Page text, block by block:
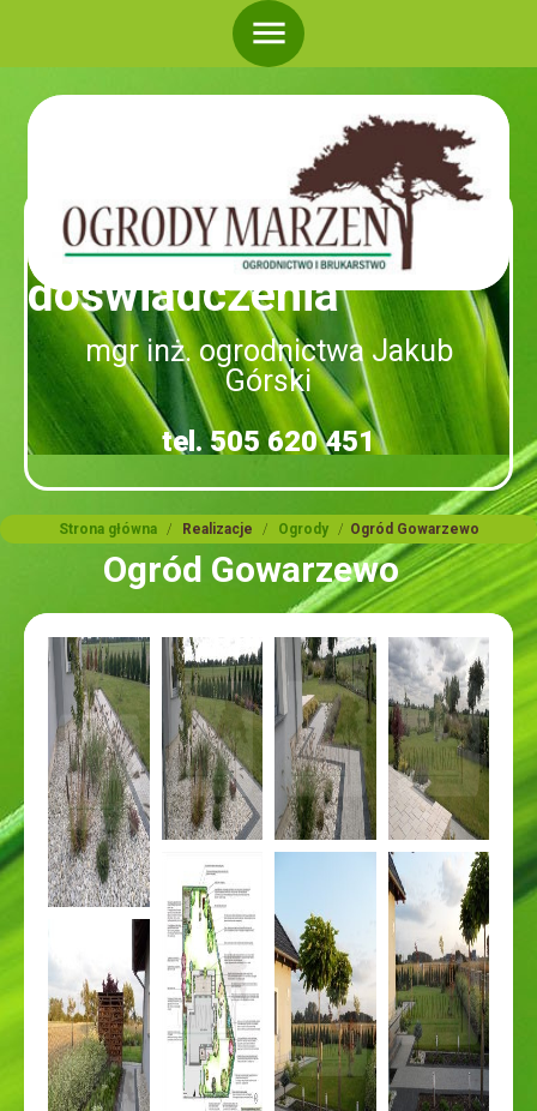
menu
Ponad 20 lat
doświadczenia
mgr inż. ogrodnictwa Jakub
Górski
tel. 505 620 451
Strona główna / Realizacje / Ogrody / Ogród Gowarzewo
Ogród Gowarzewo